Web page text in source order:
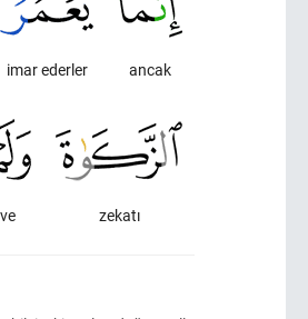
ancak
imar ederler
zekatı
ve